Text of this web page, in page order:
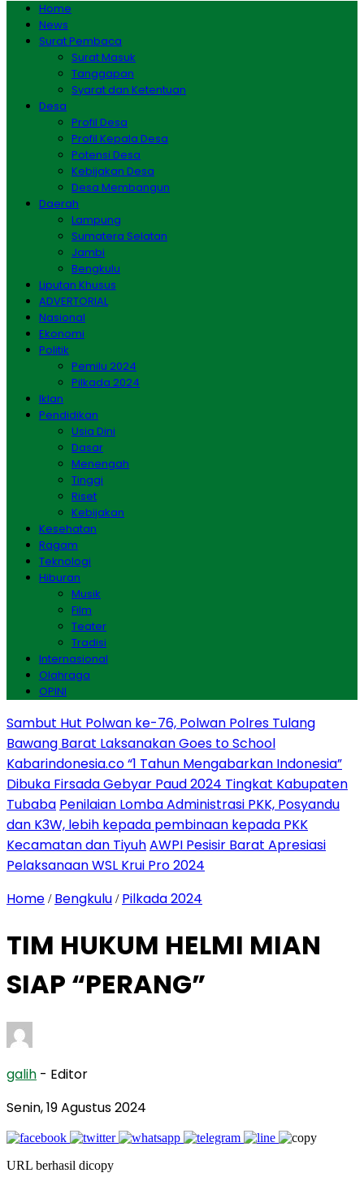
Home
News
Surat Pembaca
Surat Masuk
Tanggapan
Syarat dan Ketentuan
Desa
Profil Desa
Profil Kepala Desa
Potensi Desa
Kebijakan Desa
Desa Membangun
Daerah
Lampung
Sumatera Selatan
Jambi
Bengkulu
Liputan Khusus
ADVERTORIAL
Nasional
Ekonomi
Politik
Pemilu 2024
Pilkada 2024
Iklan
Pendidikan
Usia Dini
Dasar
Menengah
Tinggi
Riset
Kebijakan
Kesehatan
Ragam
Teknologi
Hiburan
Musik
Film
Teater
Tradisi
Internasional
Olahraga
OPINI
Sambut Hut Polwan ke-76, Polwan Polres Tulang
Bawang Barat Laksanakan Goes to School
Kabarindonesia.co “1 Tahun Mengabarkan Indonesia”
Dibuka Firsada Gebyar Paud 2024 Tingkat Kabupaten
Tubaba Penilaian Lomba Administrasi PKK, Posyandu
dan K3W, lebih kepada pembinaan kepada PKK
Kecamatan dan TiyuhAWPI Pesisir Barat Apresiasi
Pelaksanaan WSL Krui Pro 2024
Home / Bengkulu / Pilkada 2024
TIM HUKUM HELMI MIAN
SIAP “PERANG”
galih - Editor
Senin, 19 Agustus 2024
URL berhasil dicopy